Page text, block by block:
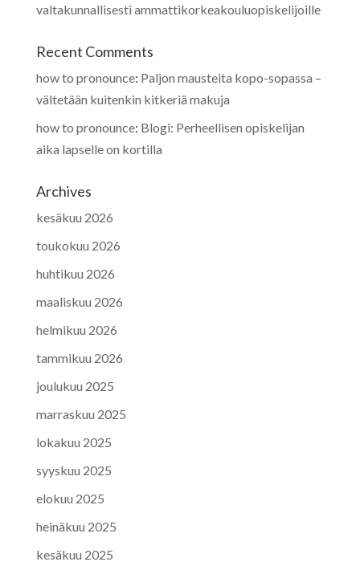
valtakunnallisesti ammattikorkeakouluopiskelijoille
Recent Comments
how to pronounce: Paljon mausteita kopo-sopassa –
vältetään kuitenkin kitkeriä makuja
how to pronounce: Blogi: Perheellisen opiskelijan
aika lapselle on kortilla
Archives
kesäkuu 2026
toukokuu 2026
huhtikuu 2026
maaliskuu 2026
helmikuu 2026
tammikuu 2026
joulukuu 2025
marraskuu 2025
lokakuu 2025
syyskuu 2025
elokuu 2025
heinäkuu 2025
kesäkuu 2025